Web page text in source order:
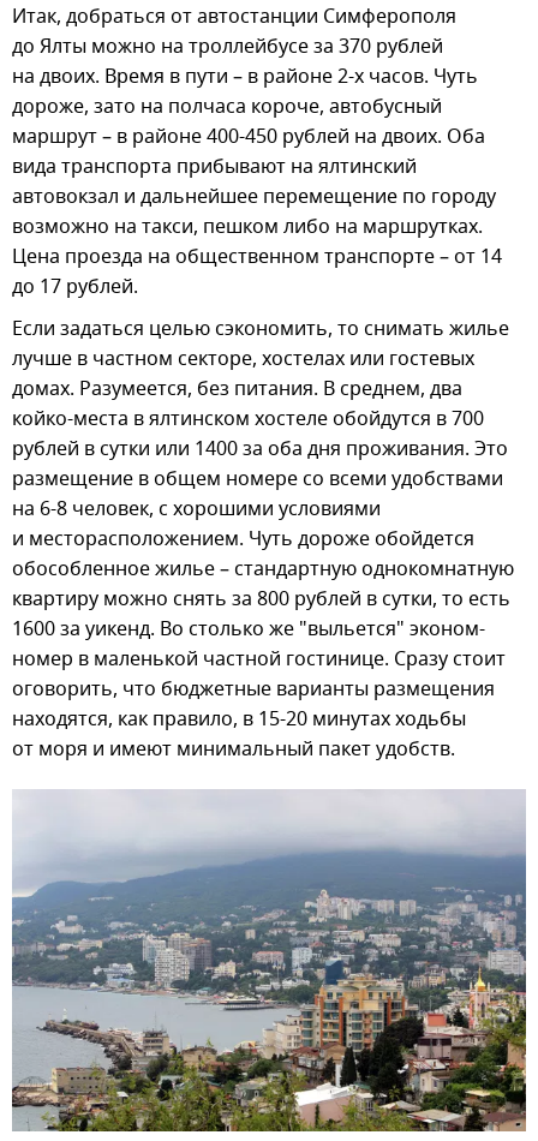
Итак, добраться от автостанции Симферополя
до Ялты можно на троллейбусе за 370 рублей
на двоих. Время в пути – в районе 2-х часов. Чуть
дороже, зато на полчаса короче, автобусный
маршрут – в районе 400-450 рублей на двоих. Оба
вида транспорта прибывают на ялтинский
автовокзал и дальнейшее перемещение по городу
возможно на такси, пешком либо на маршрутках.
Цена проезда на общественном транспорте – от 14
до 17 рублей.
Если задаться целью сэкономить, то снимать жилье
лучше в частном секторе, хостелах или гостевых
домах. Разумеется, без питания. В среднем, два
койко-места в ялтинском хостеле обойдутся в 700
рублей в сутки или 1400 за оба дня проживания. Это
размещение в общем номере со всеми удобствами
на 6-8 человек, с хорошими условиями
и месторасположением. Чуть дороже обойдется
обособленное жилье – стандартную однокомнатную
квартиру можно снять за 800 рублей в сутки, то есть
1600 за уикенд. Во столько же "выльется" эконом-
номер в маленькой частной гостинице. Сразу стоит
оговорить, что бюджетные варианты размещения
находятся, как правило, в 15-20 минутах ходьбы
от моря и имеют минимальный пакет удобств.